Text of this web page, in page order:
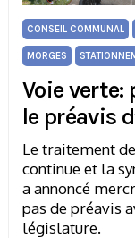
CONSEIL COMMUNAL
MORGES
Voie
le préavis
Le traitement
continue et la
a annoncé
pas de préavis
législature.